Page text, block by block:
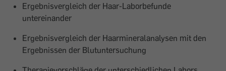
Ergebnisvergleich der Haar-Laborbefunde
untereinander
Ergebnisvergleich der Haarmineralanalysen mit den
Ergebnissen der Blutuntersuchung